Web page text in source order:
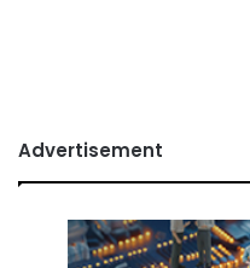
Advertisement